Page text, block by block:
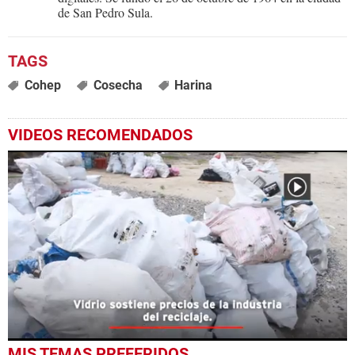
de San Pedro Sula.
Cohep Cosecha Harina
VIDEOS RECOMENDADOS
0